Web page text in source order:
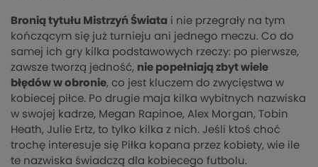
Bronią tytułu Mistrzyń Świata i nie przegrały na tym
kończącym się już turnieju ani jednego meczu. Co do
samej ich gry kilka podstawowych rzeczy: po pierwsze,
zawsze tworzą jedność, nie popełniają zbyt wiele
błędów w obronie, co jest kluczem do zwycięstwa w
kobiecej piłce. Po drugie maja kilka wybitnych nazwiska
w swojej kadrze, Megan Rapinoe, Alex Morgan, Tobin
Heath, Julie Ertz, to tylko kilka z nich. Jeśli ktoś choć
trochę interesuje się Piłka kopana przez kobiety, wie ile
te nazwiska świadczą dla kobiecego futbolu.